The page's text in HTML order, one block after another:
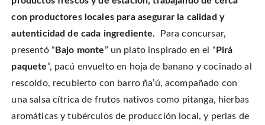
con productores locales para asegurar la calidad y
autenticidad de cada ingrediente. Para concursar,
presentó “Bajo monte” un plato inspirado en el “Pirá
paquete”, pacú envuelto en hoja de banano y cocinado al
rescoldo, recubierto con barro ña’ú, acompañado con
una salsa cítrica de frutos nativos como pitanga, hierbas
aromáticas y tubérculos de producción local, y perlas de